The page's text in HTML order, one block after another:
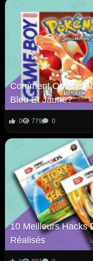
Comment Obtenir
Bleu Et Jaune?
0 779 0
10 Meilleurs Hacks
Réalisés